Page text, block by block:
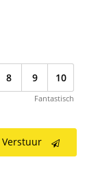
8 9 10
Fantastisch
Verstuur